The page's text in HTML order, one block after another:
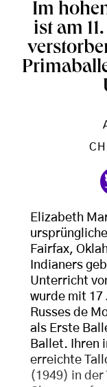
Im
ist am
Elizabeth
Fairfax,
Indianers
Unterricht
wurde mit
Russes de
als Erste
Ballet. Ihren
erreichte
(1949) in der